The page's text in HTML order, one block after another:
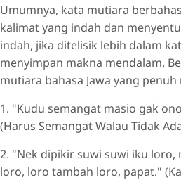
Umumnya, kata mutiara
kalimat yang indah dan
indah, jika ditelisik lebih dalam
menyimpan makna mendalam.
mutiara bahasa Jawa yang penuh
1. "Kudu semangat masio gak
(Harus Semangat Walau Tidak
2. "Nek dipikir suwi suwi iku loro,
loro, loro tambah loro, papat."